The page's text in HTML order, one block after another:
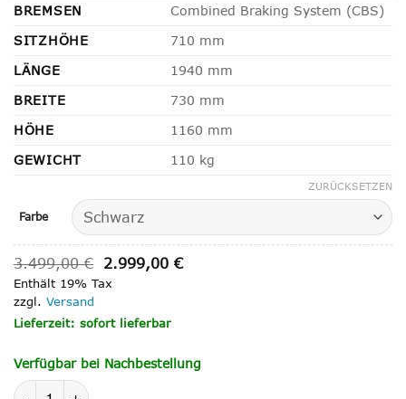
BREMSEN
Combined Braking System (CBS)
SITZHÖHE
710 mm
LÄNGE
1940 mm
BREITE
730 mm
HÖHE
1160 mm
GEWICHT
110 kg
Farbe
ZURÜCKSETZEN
3.499,00€
Ursprünglicher
Preis
war:
2.999,00 €Aktueller
Preis
Enthält 19% Tax
zzgl. Versand
Lieferzeit: sofort lieferbar
Verfügbar bei Nachbestellung
VMOTO CITI 80 Km/h: Elektroroller für schnelle und